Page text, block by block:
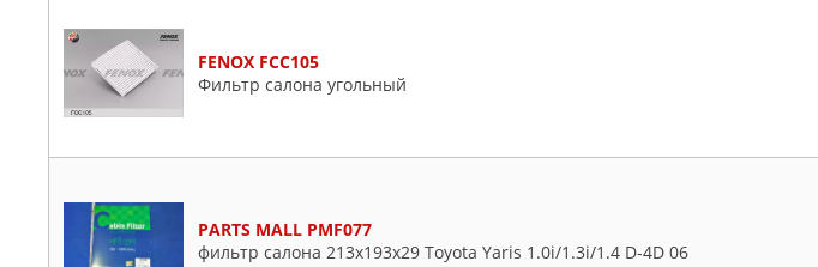
FENOX FCC105
Фильтр салона угольный
PARTS MALL PMF077
фильтр салона 213x193x29 Toyota Yaris 1.0i/1.3i/1.4 D-4D 06